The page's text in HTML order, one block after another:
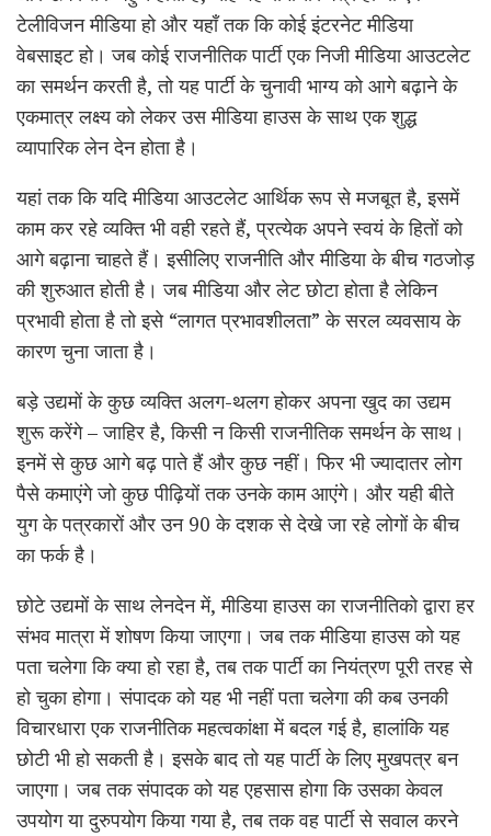
टेलीविजन मीडिया हो और यहाँ तक कि कोई इंटरनेट मीडिया
वेबसाइट हो। जब कोई राजनीतिक पार्टी एक निजी मीडिया आउटलेट
का समर्थन करती है, तो यह पार्टी के चुनावी भाग्य को आगे बढ़ाने के
एकमात्र लक्ष्य को लेकर उस मीडिया हाउस के साथ एक शुद्ध
व्यापारिक लेन देन होता है।
यहां तक कि यदि मीडिया आउटलेट आर्थिक रूप से मजबूत है, इसमें
काम कर रहे व्यक्ति भी वही रहते हैं, प्रत्येक अपने स्वयं के हितों को
आगे बढ़ाना चाहते हैं। इसीलिए राजनीति और मीडिया के बीच गठजोड़
की शुरुआत होती है। जब मीडिया और लेट छोटा होता है लेकिन
प्रभावी होता है तो इसे “लागत प्रभावशीलता” के सरल व्यवसाय के
कारण चुना जाता है।
बड़े उद्यमों के कुछ व्यक्ति अलग-थलग होकर अपना खुद का उद्यम
शुरू करेंगे – जाहिर है, किसी न किसी राजनीतिक समर्थन के साथ।
इनमें से कुछ आगे बढ़ पाते हैं और कुछ नहीं। फिर भी ज्यादातर लोग
पैसे कमाएंगे जो कुछ पीढ़ियों तक उनके काम आएंगे। और यही बीते
युग के पत्रकारों और उन 90 के दशक से देखे जा रहे लोगों के बीच
का फर्क है।
छोटे उद्यमों के साथ लेनदेन में, मीडिया हाउस का राजनीतिको द्वारा हर
संभव मात्रा में शोषण किया जाएगा। जब तक मीडिया हाउस को यह
पता चलेगा कि क्या हो रहा है, तब तक पार्टी का नियंत्रण पूरी तरह से
हो चुका होगा। संपादक को यह भी नहीं पता चलेगा की कब उनकी
विचारधारा एक राजनीतिक महत्वकांक्षा में बदल गई है, हालांकि यह
छोटी भी हो सकती है। इसके बाद तो यह पार्टी के लिए मुखपत्र बन
जाएगा। जब तक संपादक को यह एहसास होगा कि उसका केवल
उपयोग या दुरुपयोग किया गया है, तब तक वह पार्टी से सवाल करने